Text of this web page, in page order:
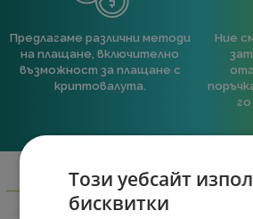
Предлагаме различни методи
на плащане, включително
възможност за плащане с
криптовалута.
Ние
го
Този уебсайт
бисквитки